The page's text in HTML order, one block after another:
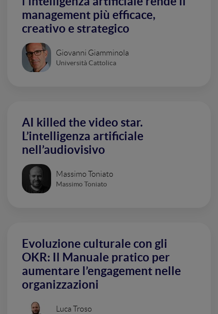
management più efficace,
creativo e strategico
Giovanni Giamminola
Università Cattolica
AI killed the video star.
L’intelligenza artificiale
nell’audiovisivo
Massimo Toniato
Massimo Toniato
Evoluzione culturale con gli
OKR: Il Manuale pratico per
aumentare l’engagement nelle
organizzazioni
Luca Troso